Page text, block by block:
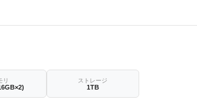
リ ストレージ
1TB